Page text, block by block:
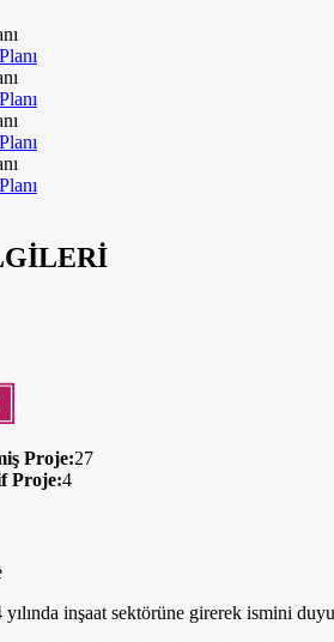
Proje:27
Proje:4
yılında inşaat sektörüne girerek ismini